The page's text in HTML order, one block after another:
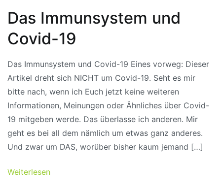
Das Immunsystem und
Covid-19
Das Immunsystem und Covid-19 Eines vorweg: Dieser
Artikel dreht sich NICHT um Covid-19. Seht es mir
bitte nach, wenn ich Euch jetzt keine weiteren
Informationen, Meinungen oder Ähnliches über Covid-
19 mitgeben werde. Das überlasse ich anderen. Mir
geht es bei all dem nämlich um etwas ganz anderes.
Und zwar um DAS, worüber bisher kaum jemand […]
Weiterlesen